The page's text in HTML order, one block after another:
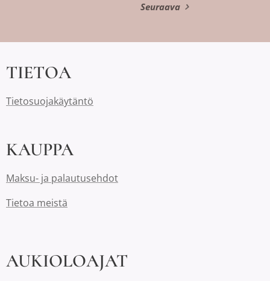
Seuraava
TIETOA
Tietosuojakäytäntö
KAUPPA
Maksu- ja palautusehdot
Tietoa meistä
AUKIOLOAJAT